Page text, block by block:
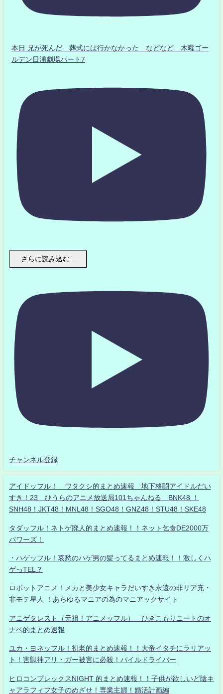
本日 兄が死んだ 葬式には行かなかった などなど 木曜ゴー
ルデン日浦劇場パート7
さらに読み込む...
チャンネル登録
アイドッフル！ ワタクシ的まとめ速報 地下格闘アイドルだい
すき！23 ひうらのアニメ放送局101ちゃんねる BNK48 ！
SNH48！JKT48！MNL48！SGO48！GNZ48！STU48！SKE48
タダッフル！ネトゲ廃人的まとめ速報！！ネット乞食DE2000万
パワーズ！
・ハゲッフル！哀愁のハゲ男の髪ってるまとめ速報！！激しくハ
ゲっTEL？
ロボットアニメ！メカと美少女キャラだいすき永遠の非リア充・
非モテ星人 ！あらゆるマニアの為のマニアックサイト
アニゲタレスト（元祖！アニメッフル） ひきこもりニートのオ
ナベ的まとめ速報
ユカ・ヨネッフル！初老的まとめ速報！！大帝イタチにラリアッ
ト！害獣神アリ・ガー被害に必殺！パイルドライバー
ヒロコンプレックスNIGHT 的まとめ速報！！子供が欲しいど陰キ
ャアラフィフ女子のめざせ！専業主婦！婚活計画編